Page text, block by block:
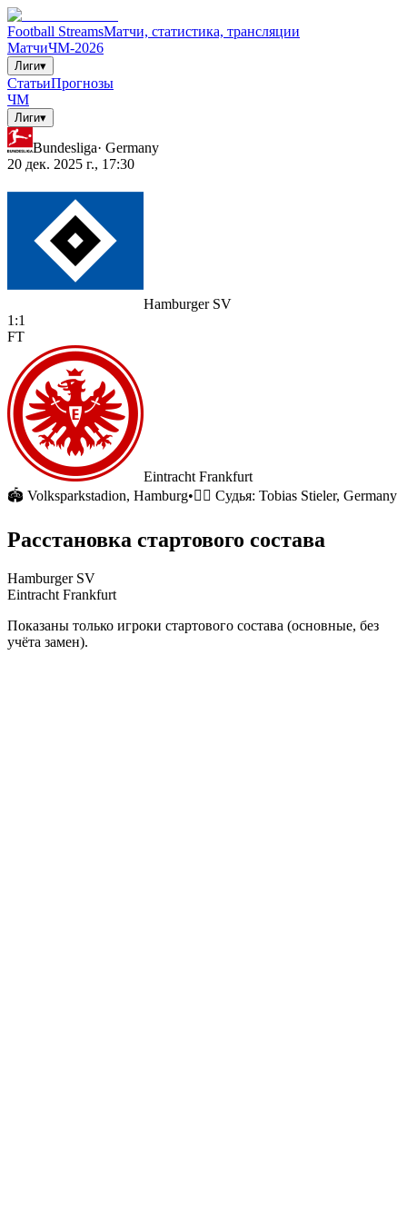
Football StreamsМатчи, статистика, трансляции
МатчиЧМ-2026
Лиги▾
СтатьиПрогнозы
ЧМ
Лиги▾
Bundesliga· Germany
20 дек. 2025 г., 17:30
Hamburger SV
1 :1
FT
Eintracht Frankfurt
🏟 Volksparkstadion, Hamburg•🧑‍⚖️ Судья: Tobias Stieler, Germany
Расстановка стартового состава
Hamburger SV
Eintracht Frankfurt
Показаны только игроки стартового состава (основные, без
учёта замен).